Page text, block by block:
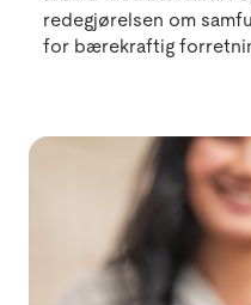
redegjørelsen om
for bærekraftig